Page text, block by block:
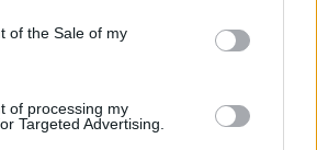
of the Sale of my
of processing my
Targeted Advertising.
hogy "OTTHON VAN",
bármi mást, amiből egyértelmű, hogy
az állatmentők munkáját vele,
dolgot: